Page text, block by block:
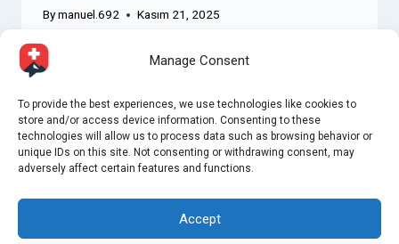
Manage Consent
To provide the best experiences, we use technologies like cookies to
store and/or access device information. Consenting to these
technologies will allow us to process data such as browsing behavior or
unique IDs on this site. Not consenting or withdrawing consent, may
adversely affect certain features and functions.
Accept
Bymanuel.692 Kasım 21, 2025
© 2026 WayTooSwiss - WordPress Theme by